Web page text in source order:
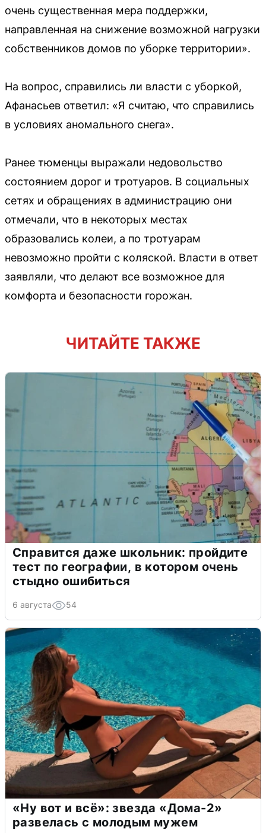
очень существенная мера поддержки,
направленная на снижение возможной нагрузки
собственников домов по уборке территории».
На вопрос, справились ли власти с уборкой,
Афанасьев ответил: «Я считаю, что справились
в условиях аномального снега».
Ранее тюменцы выражали недовольство
состоянием дорог и тротуаров. В социальных
сетях и обращениях в администрацию они
отмечали, что в некоторых местах
образовались колеи, а по тротуарам
невозможно пройти с коляской. Власти в ответ
заявляли, что делают все возможное для
комфорта и безопасности горожан.
ЧИТАЙТЕ ТАКЖЕ
Справится даже школьник: пройдите
тест по географии, в котором очень
стыдно ошибиться
6 августа 54
«Ну вот и всё»: звезда «Дома-2»
развелась с молодым мужем